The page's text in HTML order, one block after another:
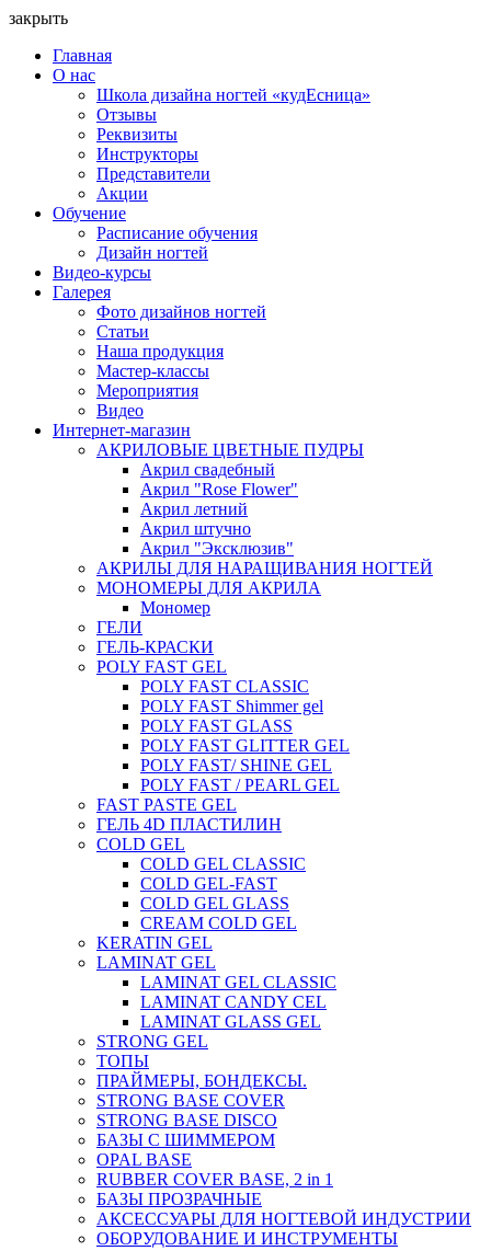
закрыть
Главная
О нас
Школа дизайна ногтей «кудЕсница»
Отзывы
Реквизиты
Инструкторы
Представители
Акции
Обучение
Расписание обучения
Дизайн ногтей
Видео-курсы
Галерея
Фото дизайнов ногтей
Статьи
Наша продукция
Мастер-классы
Мероприятия
Видео
Интернет-магазин
АКРИЛОВЫЕ ЦВЕТНЫЕ ПУДРЫ
Акрил свадебный
Акрил "Rose Flower"
Акрил летний
Акрил штучно
Акрил "Эксклюзив"
АКРИЛЫ ДЛЯ НАРАЩИВАНИЯ НОГТЕЙ
МОНОМЕРЫ ДЛЯ АКРИЛА
Мономер
ГЕЛИ
ГЕЛЬ-КРАСКИ
POLY FAST GEL
POLY FAST CLASSIC
POLY FAST Shimmer gel
POLY FAST GLASS
POLY FAST GLITTER GEL
POLY FAST/ SHINE GEL
POLY FAST / PEARL GEL
FAST PASTE GEL
ГЕЛЬ 4D ПЛАСТИЛИН
COLD GEL
COLD GEL CLASSIC
COLD GEL-FAST
COLD GEL GLASS
CREAM COLD GEL
KERATIN GEL
LAMINAT GEL
LAMINAT GEL CLASSIС
LAMINAT CANDY CEL
LAMINAT GLASS GEL
STRONG GEL
ТОПЫ
ПРАЙМЕРЫ, БОНДЕКСЫ.
STRONG BASE COVER
STRONG BASE DISCO
БАЗЫ С ШИММЕРОМ
OPAL BASE
RUBBER COVER BASE, 2 in 1
БАЗЫ ПРОЗРАЧНЫЕ
АКСЕССУАРЫ ДЛЯ НОГТЕВОЙ ИНДУСТРИИ
ОБОРУДОВАНИЕ И ИНСТРУМЕНТЫ